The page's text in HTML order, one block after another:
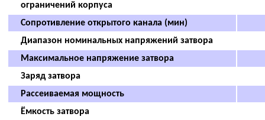
ограничений корпуса
Сопротивление открытого канала (мин)
Диапазон номинальных напряжений затвора
Максимальное напряжение затвора
Заряд затвора
Рассеиваемая мощность
Ёмкость затвора